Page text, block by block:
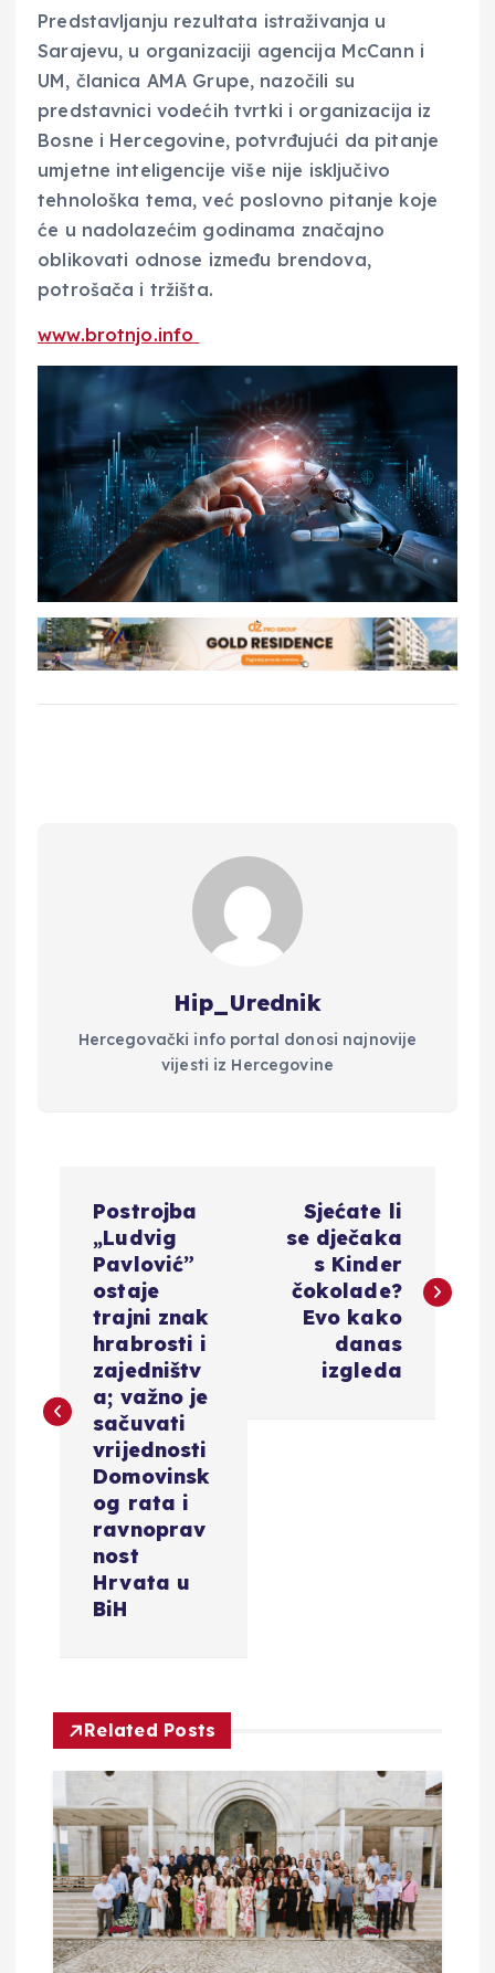
Predstavljanju rezultata istraživanja u
Sarajevu, u organizaciji agencija McCann i
UM, članica AMA Grupe, nazočili su
predstavnici vodećih tvrtki i organizacija iz
Bosne i Hercegovine, potvrđujući da pitanje
umjetne inteligencije više nije isključivo
tehnološka tema, već poslovno pitanje koje
će u nadolazećim godinama značajno
oblikovati odnose između brendova,
potrošača i tržišta.
www.brotnjo.info
Hip_Urednik
Hercegovački info portal donosi najnovije
vijesti iz Hercegovine
g
o
b
a
v
Postrojba
„Ludvig
Pavlović”
ostaje
trajni znak
hrabrosti i
zajedništv
a; važno je
sačuvati
vrijednosti
Domovinsk
og rata i
ravnoprav
nost
Hrvata u
BiH
Sjećate li
se dječaka
s Kinder
čokolade?
Evo kako
danas
izgleda
Related Posts